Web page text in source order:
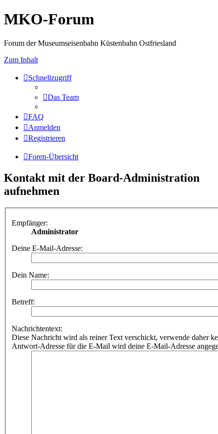
MKO-Forum
Forum der Museumseisenbahn Küstenbahn Ostfriesland
Zum Inhalt
Schnellzugriff
Das Team
FAQ
Anmelden
Registrieren
Foren-Übersicht
Kontakt mit der Board-Administration
aufnehmen
Empfänger:
Administrator
Deine E-Mail-Adresse:
Dein Name:
Betreff:
Nachrichtentext:
Diese Nachricht wird als reiner Text verschickt, verwende daher
Antwort-Adresse für die E-Mail wird deine E-Mail-Adresse